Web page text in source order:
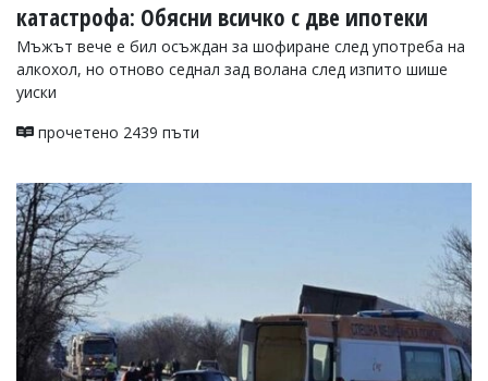
коментар,
моля
сигнализирайте
ни!
катастрофа: Обясни всичко с две ипотеки
Мъжът вече е бил осъждан за шофиране след употреба на
алкохол, но отново седнал зад волана след изпито шише
уиски
прочетено 2439 пъти